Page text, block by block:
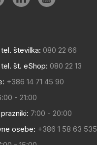
številka: 080 22 66
št. eShop: 080 22 13
+386 14 71 45 90
- 21:00
7:00 - 20:00
osebe: +386 1 58 63 535